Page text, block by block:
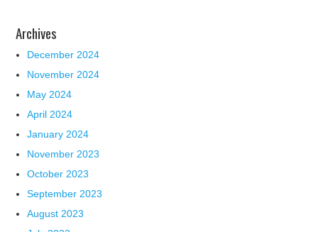
Archives
December 2024
November 2024
May 2024
April 2024
January 2024
November 2023
October 2023
September 2023
August 2023